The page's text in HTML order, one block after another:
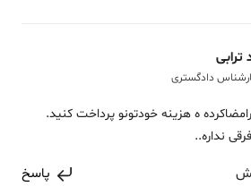
دادگستری
ه هزینه خودتونو پرداخت کنید.
نداره..
پاسخ